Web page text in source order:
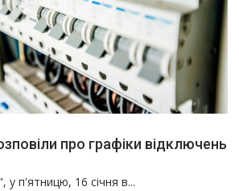
про графіки відключень
у п'ятницю, 16 січня в...